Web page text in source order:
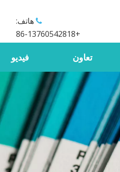
هاتف:
+86-13760542818
تعاون فيديو